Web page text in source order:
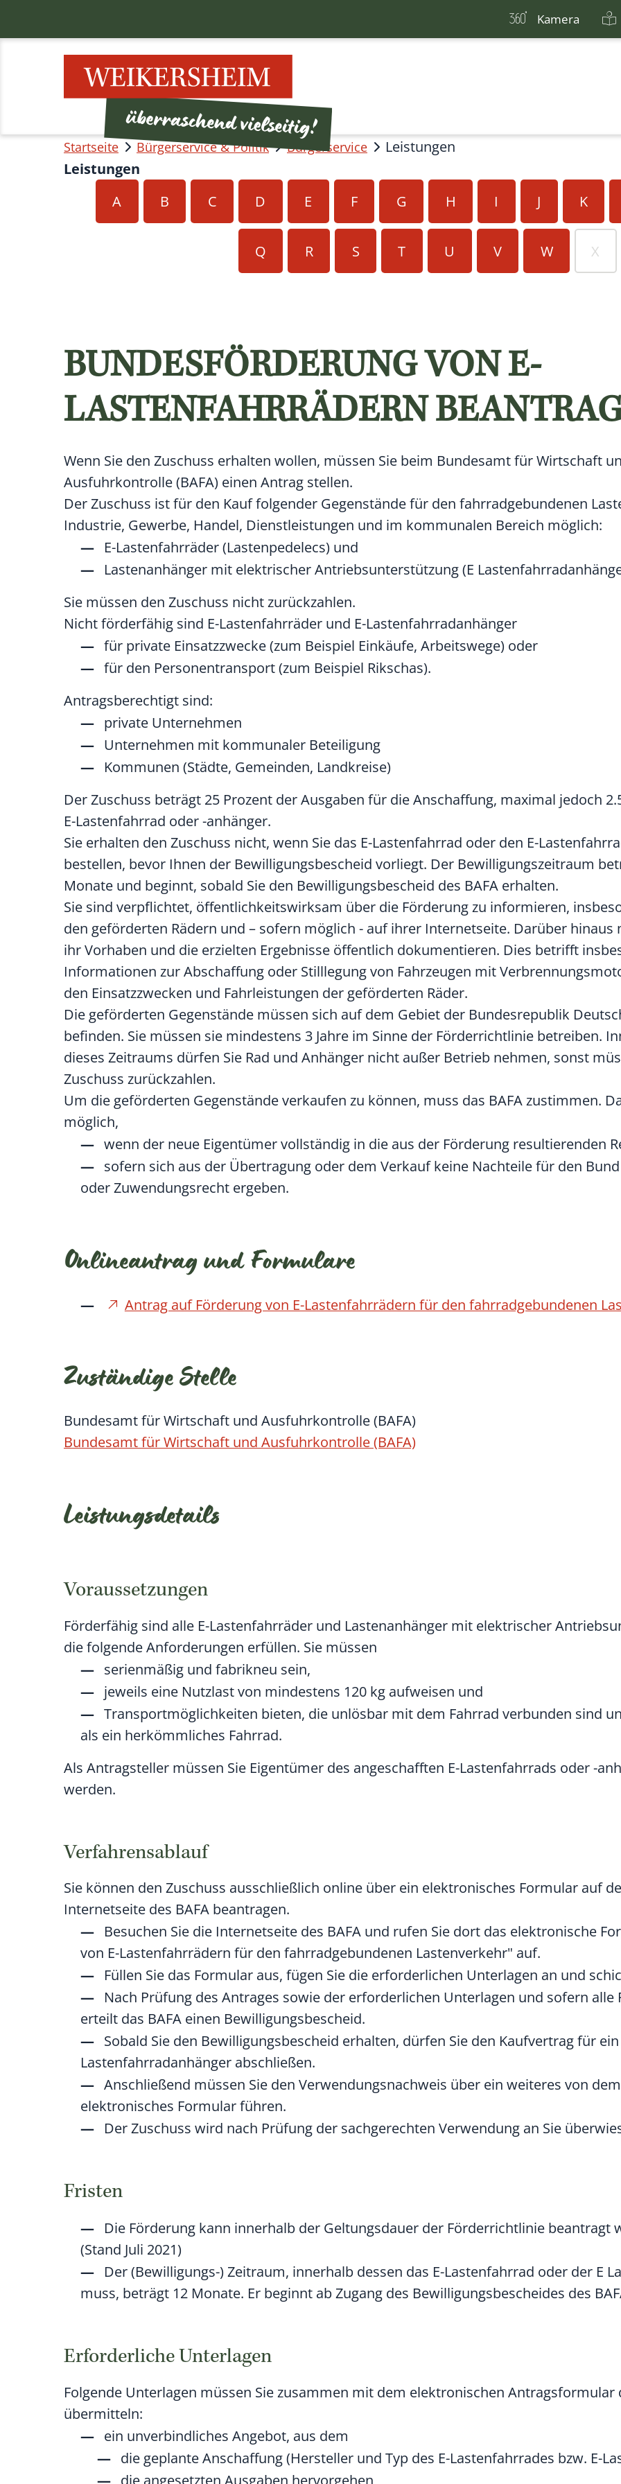
Kamera
Startseite Bürgerservice & Politik Bürgerservice
Leistungen
Leistungen
A
B C D E F G H I J K
Q R S T U V W X
BUNDESFÖRDERUNG VON E-
LASTENFAHRRÄDERN
Wenn Sie den Zuschuss erhalten wollen, müssen Sie beim Bundesamt für Wirtschaft
Ausfuhrkontrolle (BAFA) einen Antrag stellen.
Der Zuschuss ist für den Kauf folgender Gegenstände für den fahrradgebundenen
Industrie, Gewerbe, Handel, Dienstleistungen und im kommunalen Bereich möglich:
E-Lastenfahrräder (Lastenpedelecs) und
Lastenanhänger mit elektrischer Antriebsunterstützung (E
Sie müssen den Zuschuss nicht zurückzahlen.
Nicht förderfähig sind E-Lastenfahrräder und E-Lastenfahrradanhänger
für private Einsatzzwecke (zum Beispiel Einkäufe, Arbeitswege) oder
für den Personentransport (zum Beispiel Rikschas).
Antragsberechtigt sind:
private Unternehmen
Unternehmen mit kommunaler Beteiligung
Kommunen (Städte, Gemeinden, Landkreise)
Der Zuschuss beträgt 25 Prozent der Ausgaben für die Anschaffung, maximal jedoch
E-Lastenfahrrad oder -anhänger.
Sie erhalten den Zuschuss nicht, wenn Sie das E-Lastenfahrrad oder den E-
bestellen, bevor Ihnen der Bewilligungsbescheid vorliegt. Der Bewilligungszeitraum
Monate und beginnt, sobald Sie den Bewilligungsbescheid des BAFA erhalten.
Sie sind verpflichtet, öffentlichkeitswirksam über die Förderung zu informieren,
den geförderten Rädern und – sofern möglich - auf ihrer Internetseite. Darüber hinaus
ihr Vorhaben und die erzielten Ergebnisse öffentlich dokumentieren. Dies betrifft
Informationen zur Abschaffung oder Stilllegung von Fahrzeugen mit
den Einsatzzwecken und Fahrleistungen der geförderten Räder.
Die geförderten Gegenstände müssen sich auf dem Gebiet der Bundesrepublik
befinden. Sie müssen sie mindestens 3 Jahre im Sinne der Förderrichtlinie betreiben.
dieses Zeitraums dürfen Sie Rad und Anhänger nicht außer Betrieb nehmen, sonst
Zuschuss zurückzahlen.
Um die geförderten Gegenstände verkaufen zu können, muss das BAFA zustimmen.
möglich,
wenn der neue Eigentümer vollständig in die aus der Förderung resultierenden
sofern sich aus der Übertragung oder dem Verkauf keine Nachteile für den
oder Zuwendungsrecht ergeben.
Onlineantrag und Formulare
Antrag auf Förderung von E-Lastenfahrrädern für den fahrradgebundenen
Zuständige Stelle
Bundesamt für Wirtschaft und Ausfuhrkontrolle (BAFA)
Bundesamt für Wirtschaft und Ausfuhrkontrolle (BAFA)
Leistungsdetails
Voraussetzungen
Förderfähig sind alle E-Lastenfahrräder und Lastenanhänger mit elektrischer
die folgende Anforderungen erfüllen. Sie müssen
serienmäßig und fabrikneu sein,
jeweils eine Nutzlast von mindestens 120 kg aufweisen und
Transportmöglichkeiten bieten, die unlösbar mit dem Fahrrad verbunden sind
als ein herkömmliches Fahrrad.
Als Antragsteller müssen Sie Eigentümer des angeschafften E-Lastenfahrrads oder -
werden.
Verfahrensablauf
Sie können den Zuschuss ausschließlich online über ein elektronisches Formular auf
Internetseite des BAFA beantragen.
Besuchen Sie die Internetseite des BAFA und rufen Sie dort das elektronische
von E-Lastenfahrrädern für den fahrradgebundenen Lastenverkehr" auf.
Füllen Sie das Formular aus, fügen Sie die erforderlichen Unterlagen an und
Nach Prüfung des Antrages sowie der erforderlichen Unterlagen und sofern
erteilt das BAFA einen Bewilligungsbescheid.
Sobald Sie den Bewilligungsbescheid erhalten, dürfen Sie den Kaufvertrag für
Lastenfahrradanhänger abschließen.
Anschließend müssen Sie den Verwendungsnachweis über ein weiteres von
elektronisches Formular führen.
Der Zuschuss wird nach Prüfung der sachgerechten Verwendung an Sie
Fristen
Die Förderung kann innerhalb der Geltungsdauer der Förderrichtlinie beantragt
(Stand Juli 2021)
Der (Bewilligungs-) Zeitraum, innerhalb dessen das E-Lastenfahrrad oder der E
muss, beträgt 12 Monate. Er beginnt ab Zugang des Bewilligungsbescheides des
Erforderliche Unterlagen
Folgende Unterlagen müssen Sie zusammen mit dem elektronischen Antragsformular
übermitteln:
ein unverbindliches Angebot, aus dem
die geplante Anschaffung (Hersteller und Typ des E-Lastenfahrrades bzw. E-
die angesetzten Ausgaben hervorgehen